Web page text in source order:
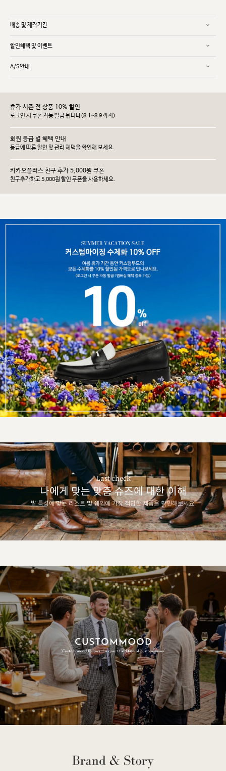
배송 및 제작기간
할인혜택 및 이벤트
A/S안내
휴가 시즌 전 상품 10% 할인
로그인 시 쿠폰 자동 발급 됩니다(8.1~8.9 까지)
회원 등급 별 혜택 안내
등급에 따른 할인 및 관리 헤택을 확인해 보세요.
카카오플러스 친구 추가 5,000원 쿠폰
친구추가하고 5,000원 할인 쿠폰을 사용하세요.
Last check
나에게 맞는 맞춤 슈즈에 대한 이해
발 특성에 맞는 라스트 및 쉐입에 가장 적합한 제품을 확인해보세요.